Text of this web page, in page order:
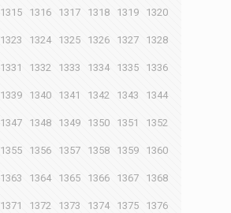
1315 1316 1317 1318 1319 1320
1323 1324 1325 1326 1327 1328
1331 1332 1333 1334 1335 1336
1339 1340 1341 1342 1343 1344
1347 1348 1349 1350 1351 1352
1355 1356 1357 1358 1359 1360
1363 1364 1365 1366 1367 1368
1371 1372 1373 1374 1375 1376